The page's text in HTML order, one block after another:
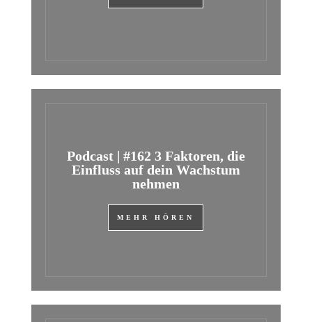
Podcast | #162 3 Faktoren, die
Einfluss auf dein Wachstum
nehmen
MEHR HÖREN